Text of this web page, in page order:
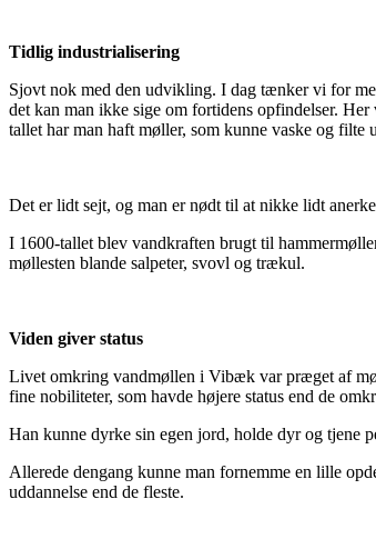
Tidlig industrialisering
Sjovt nok med den udvikling. I dag tænker vi for
det kan man ikke sige om fortidens opfindelser.
tallet har man haft møller, som kunne vaske og
Det er lidt sejt, og man er nødt til at nikke lidt
I 1600-tallet blev vandkraften brugt til
møllesten blande salpeter, svovl og trækul.
Viden giver status
Livet omkring vandmøllen i Vibæk var præget af
fine nobiliteter, som havde højere status end de
Han kunne dyrke sin egen jord, holde dyr og tjene
Allerede dengang kunne man fornemme en lille
uddannelse end de fleste.